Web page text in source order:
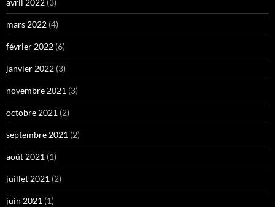
avril 2022 (3)
mars 2022 (4)
février 2022 (6)
janvier 2022 (3)
novembre 2021 (3)
octobre 2021 (2)
septembre 2021 (2)
août 2021 (1)
juillet 2021 (2)
juin 2021 (1)